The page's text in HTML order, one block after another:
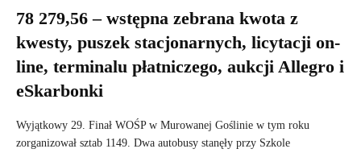
78 279,56 – wstępna zebrana kwota z
kwesty, puszek stacjonarnych, licytacji on-
line, terminalu płatniczego, aukcji Allegro i
eSkarbonki
Wyjątkowy 29. Finał WOŚP w Murowanej Goślinie w tym roku
zorganizował sztab 1149. Dwa autobusy stanęły przy Szkole